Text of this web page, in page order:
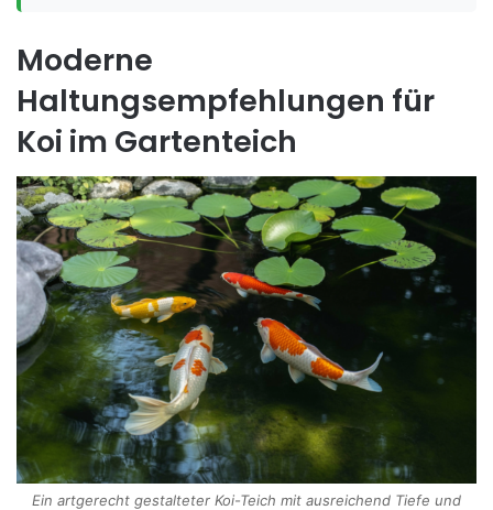
Moderne
Haltungsempfehlungen für
Koi im Gartenteich
Ein artgerecht gestalteter Koi-Teich mit ausreichend Tiefe und